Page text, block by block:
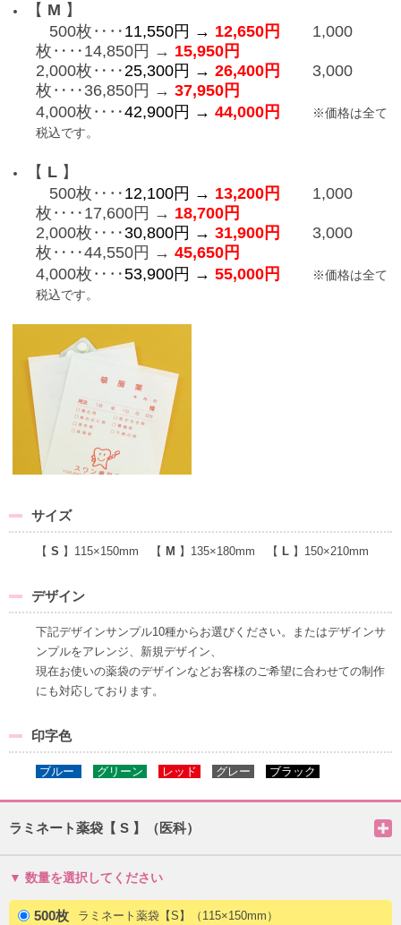
【 M 】
500枚‥‥ 11,550円 → 12,650円
1,000
枚‥‥ 14,850円 → 15,950円
2,000枚‥‥25,300円 → 26,400 円
3,000
枚‥‥ 36,850円 → 37,950 円
4,000枚‥‥42,900円 → 44,000 円
※価格は全て
税込です。
【 L 】
500枚‥‥ 12,100円 → 13,200円
1,000
枚‥‥ 17,600円 → 18,700円
2,000枚‥‥30,800円 → 31,900 円
3,000
枚‥‥44,550円 → 45,650 円
4,000枚‥‥53,900円 → 55,000 円
※価格は全て
税込です。
サイズ
【 S 】115×150mm 【 M 】135×180mm 【 L 】150×210mm
デザイン
下記デザインサンプル10種からお選びください。またはデザインサ
ンプルをアレンジ、新規デザイン、
現在お使いの薬袋のデザインなどお客様のご希望に合わせての制作
にも対応しております。
印字色
ブルー グリーン レッド グレー ブラック
ラミネート薬袋【 S 】（医科）
数量を選択してください
500枚 ラミネート薬袋【S】（115×150mm）